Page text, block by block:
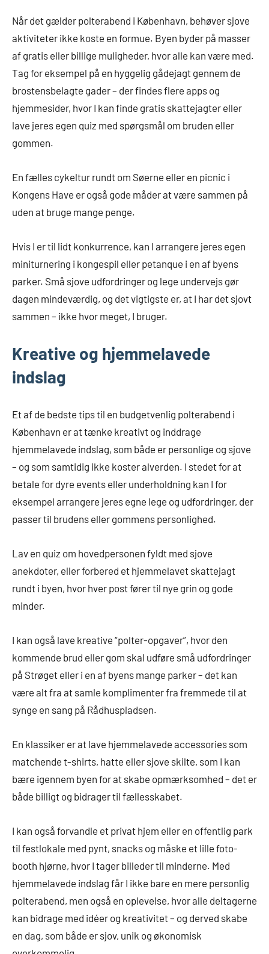
Når det gælder polterabend i København, behøver sjove
aktiviteter ikke koste en formue. Byen byder på masser
af gratis eller billige muligheder, hvor alle kan være med.
Tag for eksempel på en hyggelig gådejagt gennem de
brostensbelagte gader – der findes flere apps og
hjemmesider, hvor I kan finde gratis skattejagter eller
lave jeres egen quiz med spørgsmål om bruden eller
gommen.
En fælles cykeltur rundt om Søerne eller en picnic i
Kongens Have er også gode måder at være sammen på
uden at bruge mange penge.
Hvis I er til lidt konkurrence, kan I arrangere jeres egen
miniturnering i kongespil eller petanque i en af byens
parker. Små sjove udfordringer og lege undervejs gør
dagen mindeværdig, og det vigtigste er, at I har det sjovt
sammen – ikke hvor meget, I bruger.
Kreative og hjemmelavede
indslag
Et af de bedste tips til en budgetvenlig polterabend i
København er at tænke kreativt og inddrage
hjemmelavede indslag, som både er personlige og sjove
– og som samtidig ikke koster alverden. I stedet for at
betale for dyre events eller underholdning kan I for
eksempel arrangere jeres egne lege og udfordringer, der
passer til brudens eller gommens personlighed.
Lav en quiz om hovedpersonen fyldt med sjove
anekdoter, eller forbered et hjemmelavet skattejagt
rundt i byen, hvor hver post fører til nye grin og gode
minder.
I kan også lave kreative “polter-opgaver”, hvor den
kommende brud eller gom skal udføre små udfordringer
på Strøget eller i en af byens mange parker – det kan
være alt fra at samle komplimenter fra fremmede til at
synge en sang på Rådhuspladsen.
En klassiker er at lave hjemmelavede accessories som
matchende t-shirts, hatte eller sjove skilte, som I kan
bære igennem byen for at skabe opmærksomhed – det er
både billigt og bidrager til fællesskabet.
I kan også forvandle et privat hjem eller en offentlig park
til festlokale med pynt, snacks og måske et lille foto-
booth hjørne, hvor I tager billeder til minderne. Med
hjemmelavede indslag får I ikke bare en mere personlig
polterabend, men også en oplevelse, hvor alle deltagerne
kan bidrage med idéer og kreativitet – og derved skabe
en dag, som både er sjov, unik og økonomisk